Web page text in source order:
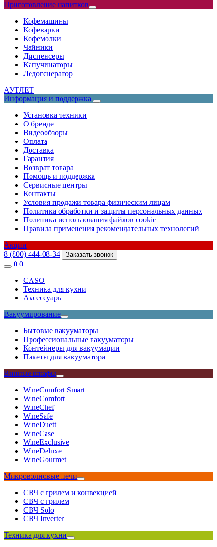
Приготовление напитков
Кофемашины
Кофеварки
Кофемолки
Чайники
Диспенсеры
Капучинаторы
Ледогенератор
АУТЛЕТ
Информация и поддержка
Установка техники
О бренде
Видеообзоры
Оплата
Доставка
Гарантия
Возврат товара
Помощь и поддержка
Сервисные центры
Контакты
Условия продажи товара физическим лицам
Политика обработки и защиты персональных данных
Политика использования файлов cookie
Правила применения рекомендательных технологий
Акции
8 (800) 444-08-34
Заказать звонок
0 0
CASO
Техника для кухни
Аксессуары
Вакуумирование
Бытовые вакууматоры
Профессиональные вакууматоры
Контейнеры для вакуумации
Пакеты для вакууматора
Винные шкафы
WineComfort Smart
WineComfort
WineChef
WineSafe
WineDuett
WineCase
WineExclusive
WineDeluxe
WineGourmet
Микроволновые печи
СВЧ с грилем и конвекцией
СВЧ с грилем
СВЧ Solo
СВЧ Inverter
Техника для кухни